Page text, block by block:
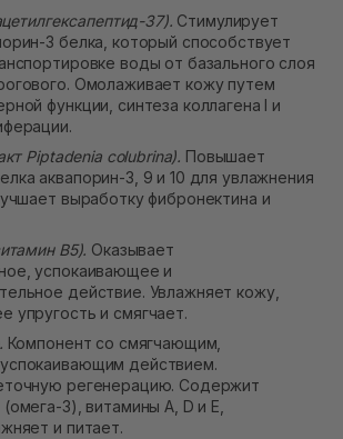
37). Стимулирует
3 белка, который способствует
воды от базального слоя
Омолаживает кожу путем
функции, синтеза коллагена I и
Piptadenia colubrina). Повышает
аквапорин-3, 9 и 10 для увлажнения
выработку фибронектина и
B5). Оказывает
успокаивающее и
действие. Увлажняет кожу,
упругость и смягчает.
Компонент со смягчающим,
действием.
регенерацию. Содержит
3), витамины A, D и Е,
и питает.